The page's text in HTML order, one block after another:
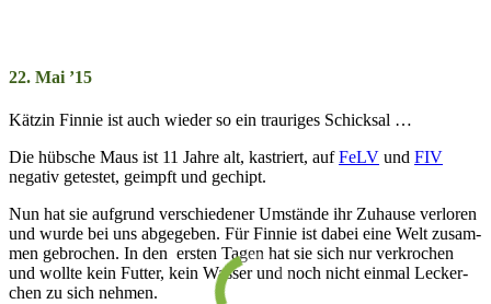
22. Mai ’15
Kätzin Finnie ist auch wieder so ein trau­ri­ges Schick­sal …
Die hübsche Maus ist 11 Jahre alt, kas­triert, aufFeLV und FIV
negativ ge­testet, ge­impft und ge­chipt.
Nun hat sie auf­grund ver­schie­dener Um­stände ihr Zu­hause ver­lor­en
und wurde bei uns ab­ge­ge­ben. Für Finnie ist dabei eine Welt zu­sam­
men ge­broch­en. In den ersten Tagen hat sie sich nur ver­kroch­en
und wollte kein Futter, kein Wasser und noch nicht ein­mal Leck­er­
chen zu sich neh­men.